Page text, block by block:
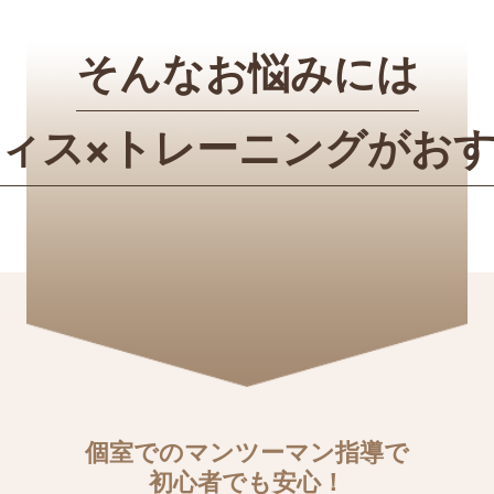
そんなお悩みには
ス×トレーニングがお
個室でのマンツーマン指導で
初心者でも安心！